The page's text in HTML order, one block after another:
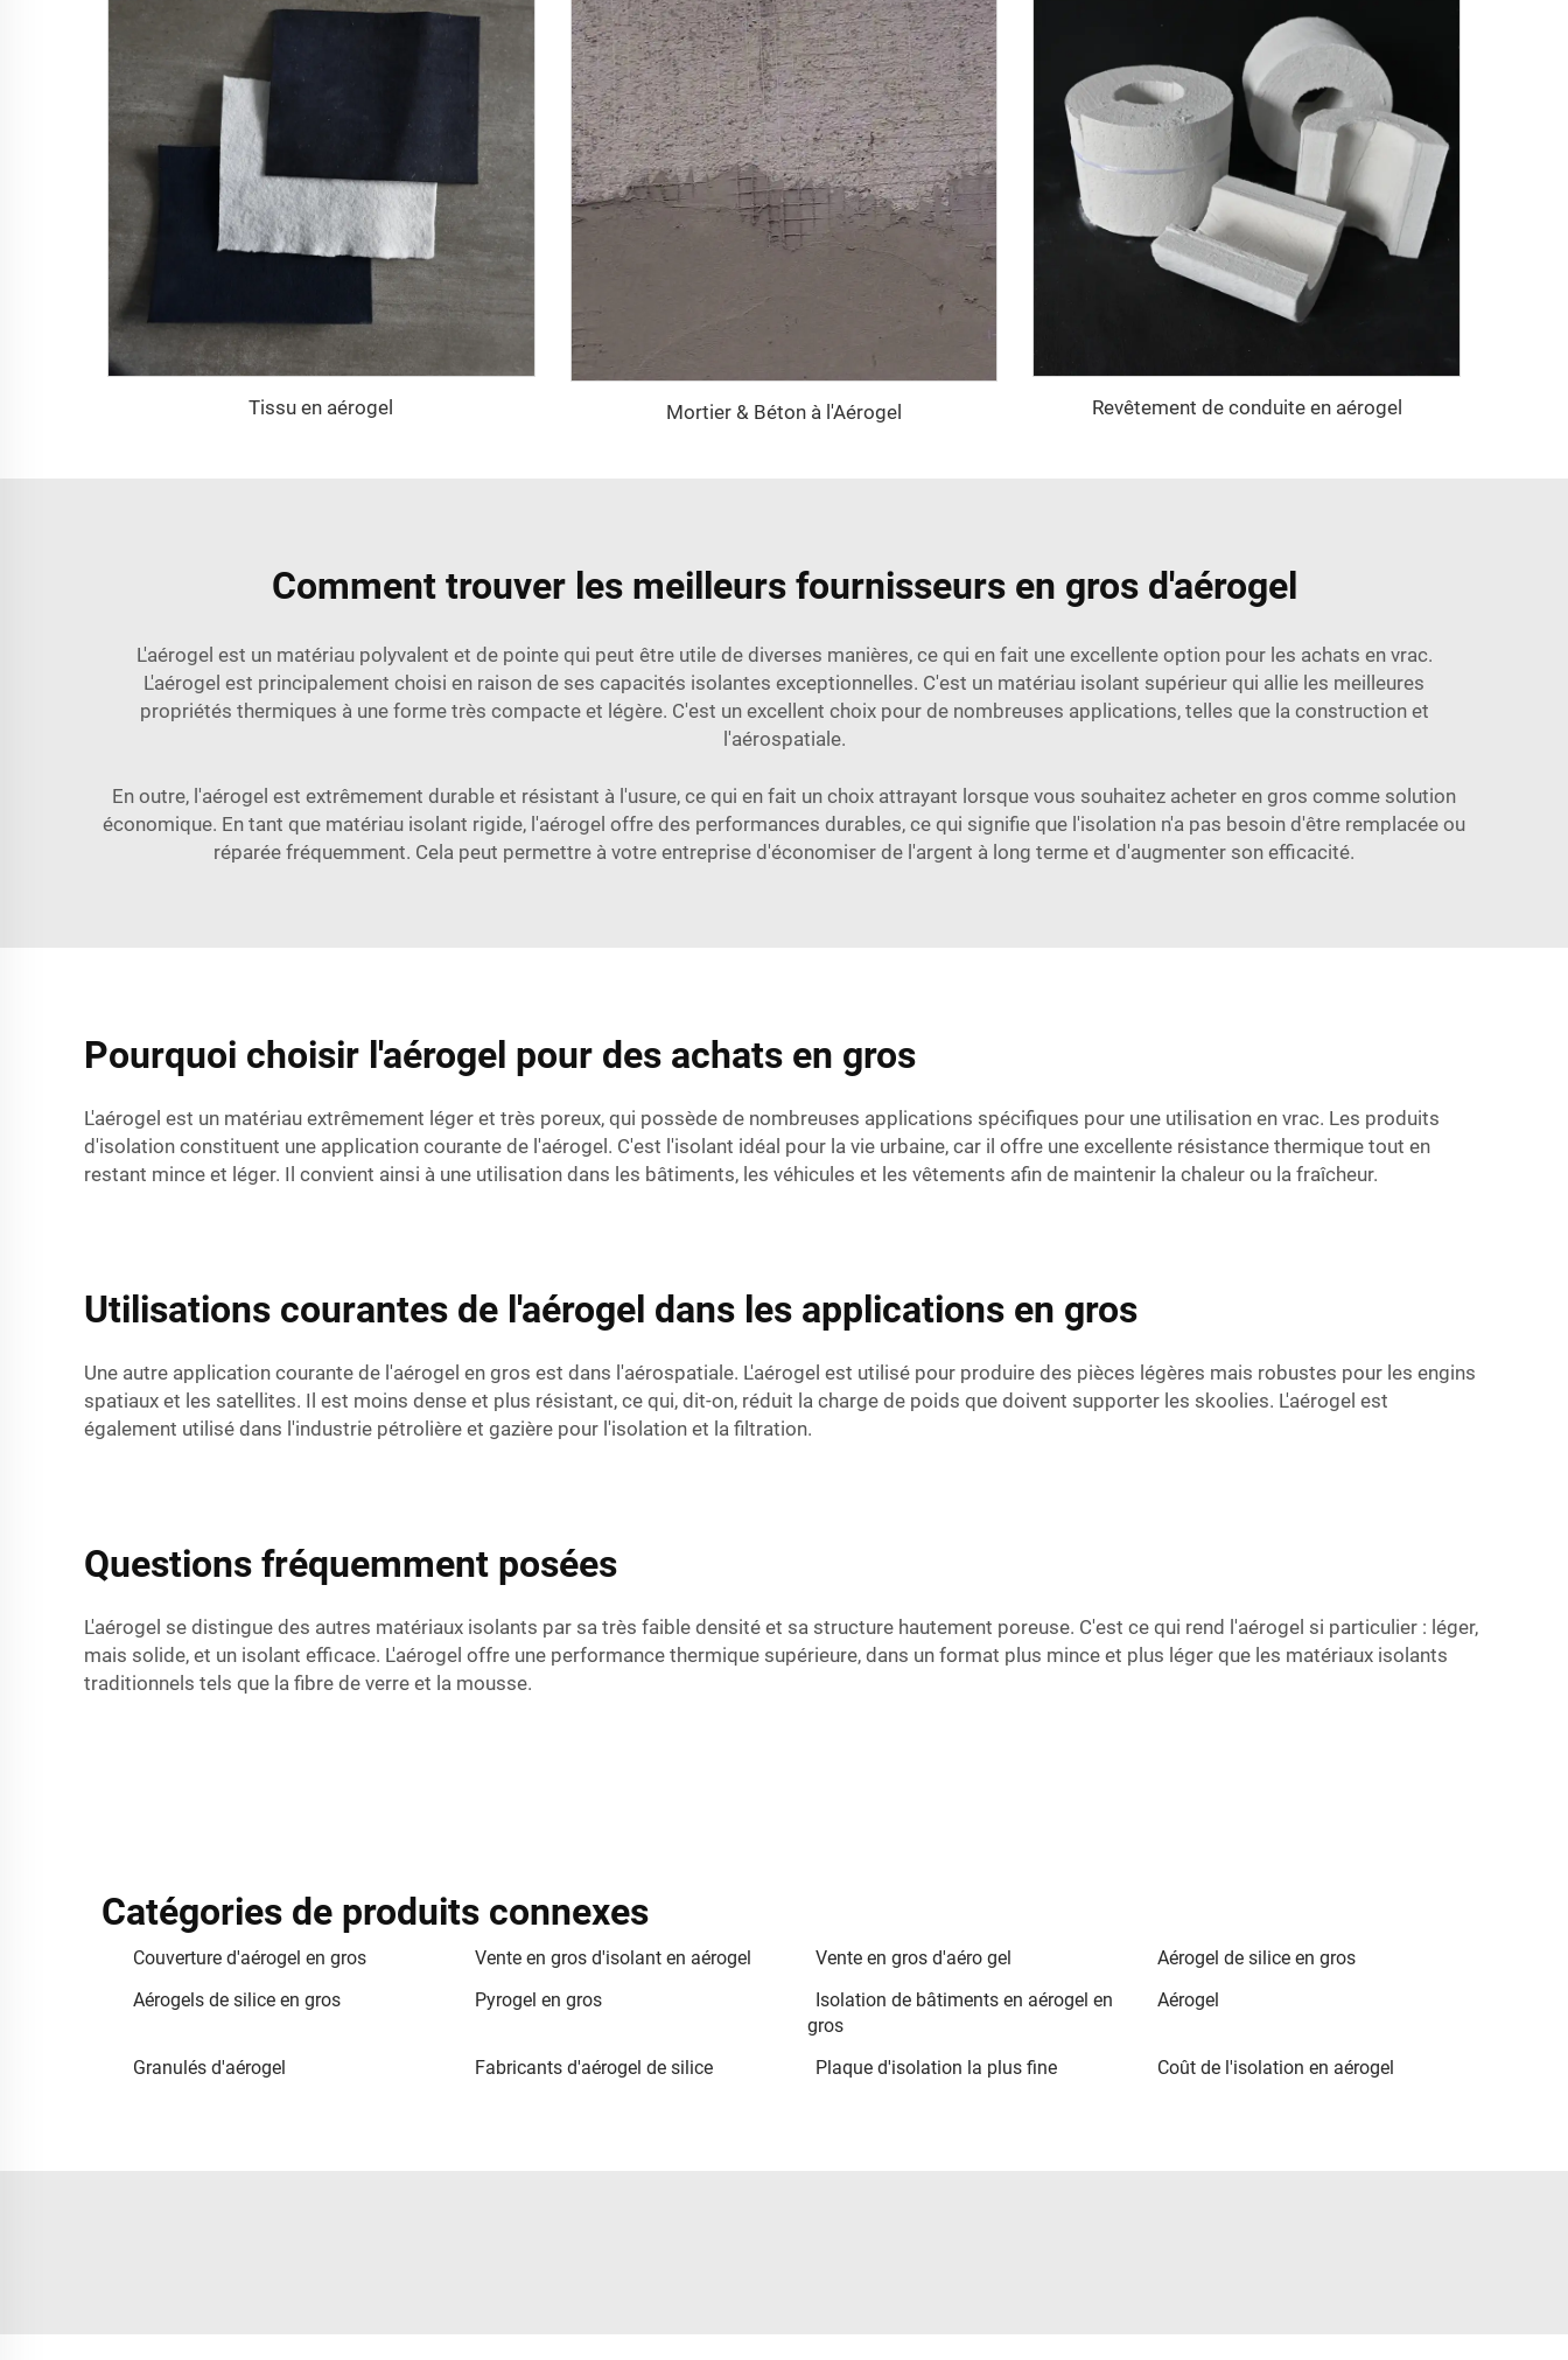
Tissu en aérogel Mortier & Béton à l'Aérogel Revêtement de conduite en aérogel
Comment trouver les meilleurs fournisseurs en gros d'aérogel
L'aérogel est un matériau polyvalent et de pointe qui peut être utile de diverses manières, ce qui en fait une excellente option pour les achats en vrac.
L'aérogel est principalement choisi en raison de ses capacités isolantes exceptionnelles. C'est un matériau isolant supérieur qui allie les meilleures
propriétés thermiques à une forme très compacte et légère. C'est un excellent choix pour de nombreuses applications, telles que la construction et
l'aérospatiale.
En outre, l'aérogel est extrêmement durable et résistant à l'usure, ce qui en fait un choix attrayant lorsque vous souhaitez acheter en gros comme solution
économique. En tant que matériau isolant rigide, l'aérogel offre des performances durables, ce qui signifie que l'isolation n'a pas besoin d'être remplacée ou
réparée fréquemment. Cela peut permettre à votre entreprise d'économiser de l'argent à long terme et d'augmenter son efficacité.
Pourquoi choisir l'aérogel pour des achats en gros
L'aérogel est un matériau extrêmement léger et très poreux, qui possède de nombreuses applications spécifiques pour une utilisation en vrac. Les produits
d'isolation constituent une application courante de l'aérogel. C'est l'isolant idéal pour la vie urbaine, car il offre une excellente résistance thermique tout en
restant mince et léger. Il convient ainsi à une utilisation dans les bâtiments, les véhicules et les vêtements afin de maintenir la chaleur ou la fraîcheur.
Utilisations courantes de l'aérogel dans les applications en gros
Une autre application courante de l'aérogel en gros est dans l'aérospatiale. L'aérogel est utilisé pour produire des pièces légères mais robustes pour les engins
spatiaux et les satellites. Il est moins dense et plus résistant, ce qui, dit-on, réduit la charge de poids que doivent supporter les skoolies. L'aérogel est
également utilisé dans l'industrie pétrolière et gazière pour l'isolation et la filtration.
Questions fréquemment posées
L'aérogel se distingue des autres matériaux isolants par sa très faible densité et sa structure hautement poreuse. C'est ce qui rend l'aérogel si particulier : léger,
mais solide, et un isolant efficace. L'aérogel offre une performance thermique supérieure, dans un format plus mince et plus léger que les matériaux isolants
traditionnels tels que la fibre de verre et la mousse.
Catégories de produits connexes
Couverture d'aérogel en gros Vente en gros d'isolant en aérogel Vente en gros d'aéro gel
Aérogel de silice en gros
Aérogels de silice en gros
Pyrogel en gros
Isolation de bâtiments en aérogel en
gros
Aérogel
Granulés d'aérogel Fabricants d'aérogel de silice Plaque d'isolation la plus fine Coût de l'isolation en aérogel